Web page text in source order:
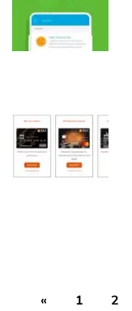
« 1 2